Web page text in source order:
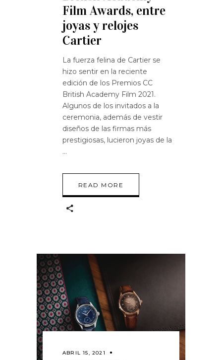
Film Awards, entre
joyas y relojes
Cartier
La fuerza felina de Cartier se
hizo sentir en la reciente
edición de los Premios CC
British Academy Film 2021.
Algunos de los invitados a la
ceremonia, además de vestir
diseños de las firmas más
prestigiosas, lucieron joyas de la
READ MORE
ABRIL 15, 2021